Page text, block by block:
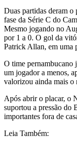
Duas partidas deram o
fase da Série C do
Mesmo jogando no
por 1 a 0. O gol da
Patrick Allan, em uma
O time pernambucano
um jogador a menos,
valorizou ainda mais o
Após abrir o placar, o
suportou a pressão do
importantes fora de
Leia Também: